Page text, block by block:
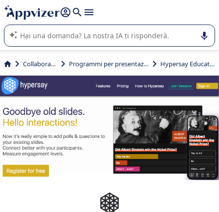
righe con
shift + enter
L'IA di Appvizer vi guida nell'utilizzo o nella scelta di un
software SaaS per la vostra azienda.
Collaborativi Programmi per presentazioni Hypersay Education